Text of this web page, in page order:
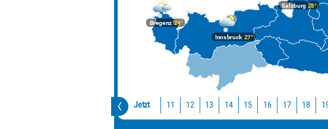
Bregenz24°
Innsbruck27°
Salzburg28°
Jetzt 11 12 13 14 15 16 17 18